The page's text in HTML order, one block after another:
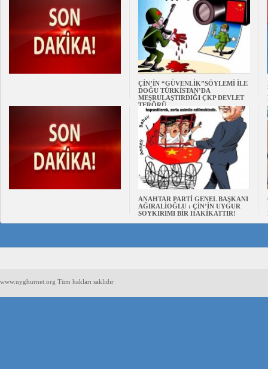
ÇİN’İN “GÜVENLİK”SÖYLEMİ İLE
DOĞU TÜRKİSTAN’DA
MEŞRULAŞTIRDIĞI ÇKP DEVLET
TERÖRÜ
ANAHTAR PARTİ GENEL BAŞKANI
AĞIRALİOĞLU : ÇİN’İN UYGUR
SOYKIRIMI BİR HAKİKATTIR!
www.uyghurnet.org Tüm hakları saklıdır